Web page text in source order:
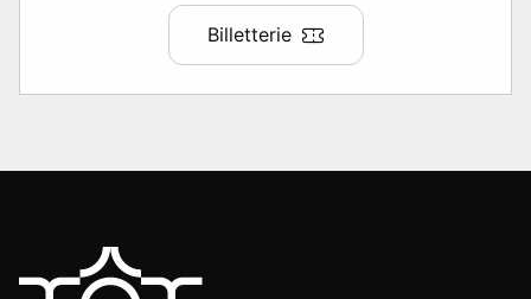
Billetterie